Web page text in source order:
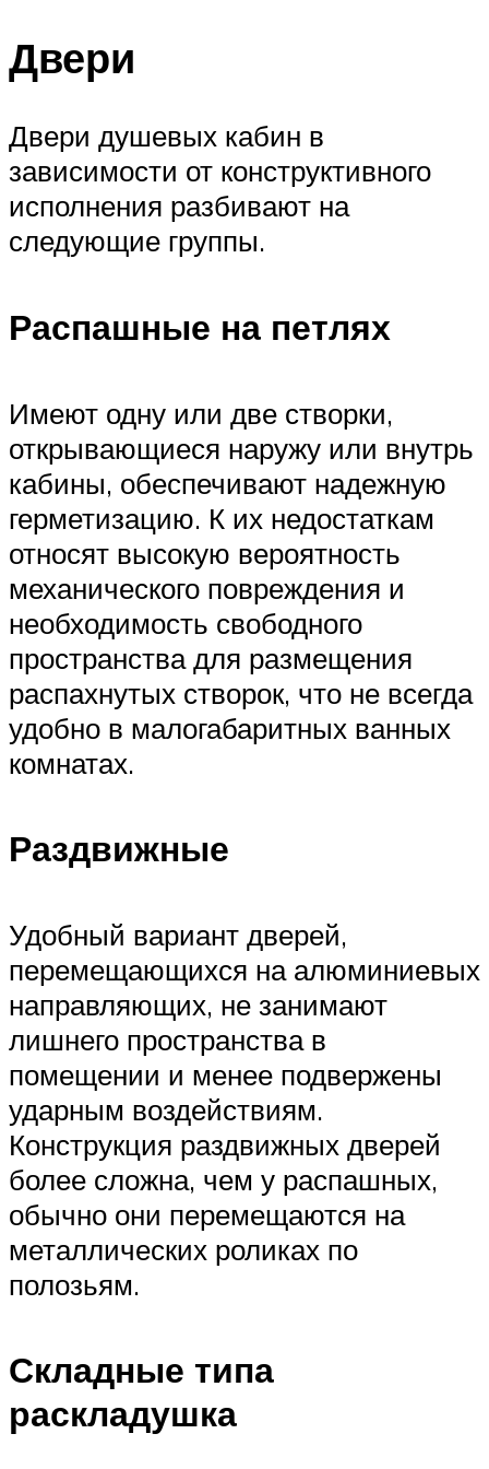
Двери
Двери душевых кабин в
зависимости от конструктивного
исполнения разбивают на
следующие группы.
Распашные на петлях
Имеют одну или две створки,
открывающиеся наружу или внутрь
кабины, обеспечивают надежную
герметизацию. К их недостаткам
относят высокую вероятность
механического повреждения и
необходимость свободного
пространства для размещения
распахнутых створок, что не всегда
удобно в малогабаритных ванных
комнатах.
Раздвижные
Удобный вариант дверей,
перемещающихся на алюминиевых
направляющих, не занимают
лишнего пространства в
помещении и менее подвержены
ударным воздействиям.
Конструкция раздвижных дверей
более сложна, чем у распашных,
обычно они перемещаются на
металлических роликах по
полозьям.
Складные типа
раскладушка